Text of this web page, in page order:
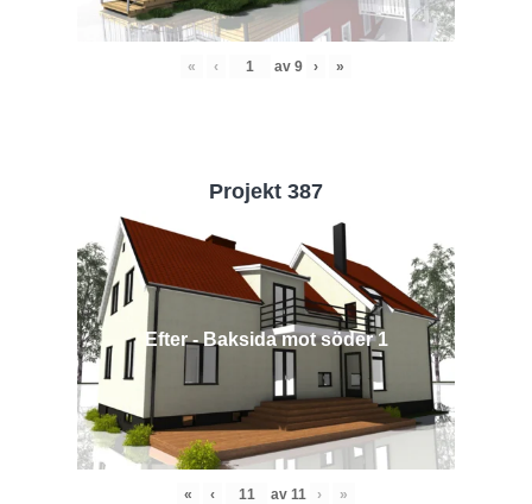
« ‹ av 9 › »
Projekt 387
Efter - Baksida mot söder 1
« ‹ av 11 › »